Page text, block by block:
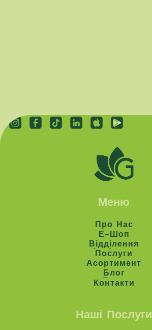
Меню
Про Нас
Про Нас
Е-Шоп
Е-Шоп
Відділення
Відділення
Послуги
Послуги
Асортимент
Асортимент
Блог
Блог
Контакти
Наші Послуги